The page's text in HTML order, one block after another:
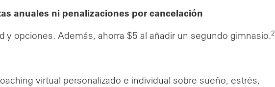
anuales ni penalizaciones por cancelación
y opciones. Además, ahorra $5 al añadir un segundo gimnasio.2
virtual personalizado e individual sobre sueño, estrés,